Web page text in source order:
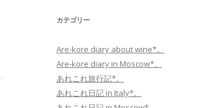
カテゴリー
Are-kore diary about wine*。
Are-kore diary in Moscow*。
あれこれ旅行記*。
あれこれ日記 in Italy*。